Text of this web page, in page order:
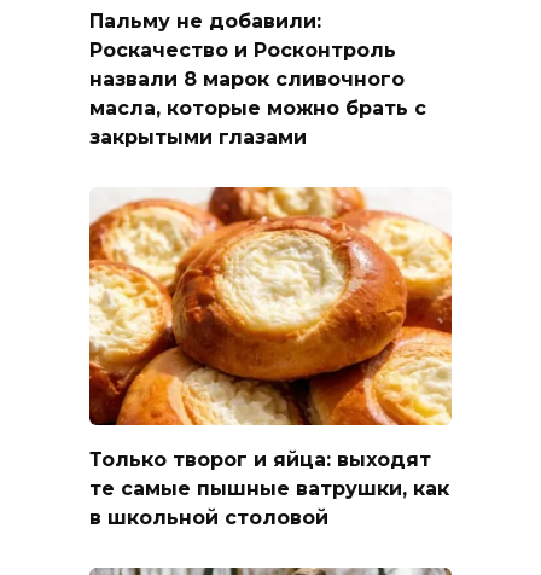
Пальму не добавили:
Роскачество и Росконтроль
назвали 8 марок сливочного
масла, которые можно брать с
закрытыми глазами
Только творог и яйца: выходят
те самые пышные ватрушки, как
в школьной столовой